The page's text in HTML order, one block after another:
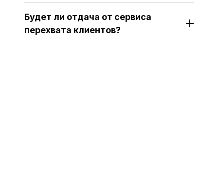
Будет ли отдача от сервиса
перехвата клиентов?